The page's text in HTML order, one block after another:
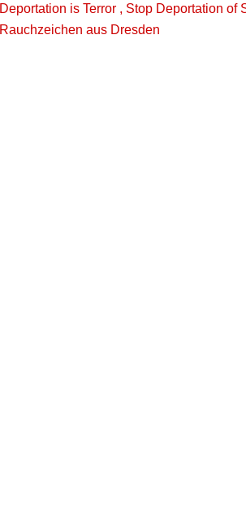
Deportation is Terror , Stop Deportation of
Rauchzeichen aus Dresden